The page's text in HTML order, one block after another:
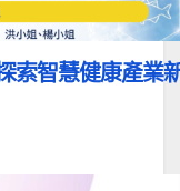
索智慧健康產業